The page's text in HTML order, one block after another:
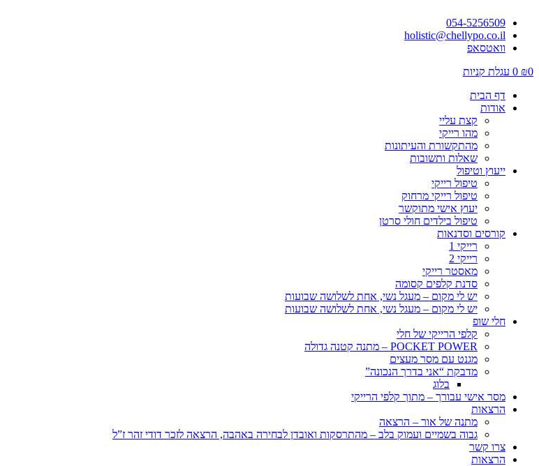
054-5256509
holistic@chellypo.co.il
וואטסאפ
₪0
0 עגלת קניות
דף הבית
אודות
קצת עליי
מהו רייקי
מהתקשורת והעיתונות
שאלות ותשובות
ייעוץ וטיפול
טיפול רייקי
טיפול רייקי מרחוק
יעוץ אישי מתוקשר
טיפול בילדים חולי סרטן
קורסים וסדנאות
רייקי 1
רייקי 2
מאסטר רייקי
סדנת קלפים קסומה
יש לי מקום – מעגל נשי, אחת לשלושה שבועות
יש לי מקום – מעגל נשי, אחת לשלושה שבועות
חלי שופ
קלפי הרייקי של חלי
POCKET POWER – מתנה קטנה גדולה
מגנט עם מסר מעצים
מדבקת “אני בדרך הנכונה”
בלוג
מסר אישי עבורך – מתוך קלפי הרייקי
הרצאות
מתנה של אור – הרצאה
גבוה בשמיים ועמוק בלב – מהתרסקות ואובדן לבחירה באהבה, הרצאה לזכר דודי זהר ז”ל
צרו קשר
הרצאות